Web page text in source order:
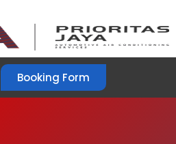
Booking Form